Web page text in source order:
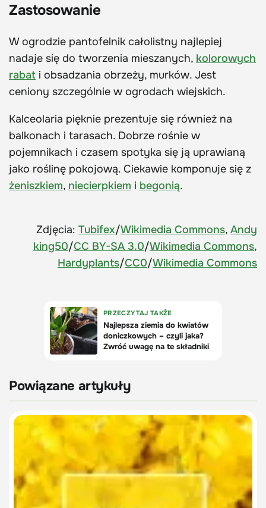
Zastosowanie
W ogrodzie pantofelnik całolistny najlepiej
nadaje się do tworzenia mieszanych, kolorowych
rabat i obsadzania obrzeży, murków. Jest
ceniony szczególnie w ogrodach wiejskich.
Kalceolaria pięknie prezentuje się również na
balkonach i tarasach. Dobrze rośnie w
pojemnikach i czasem spotyka się ją uprawianą
jako roślinę pokojową. Ciekawie komponuje się z
żeniszkiem, niecierpkiem i begonią.
Zdjęcia: Tubifex/Wikimedia Commons, Andy
king50/CC BY-SA 3.0/Wikimedia Commons,
Hardyplants/CC0/Wikimedia Commons
Powiązane artykuły